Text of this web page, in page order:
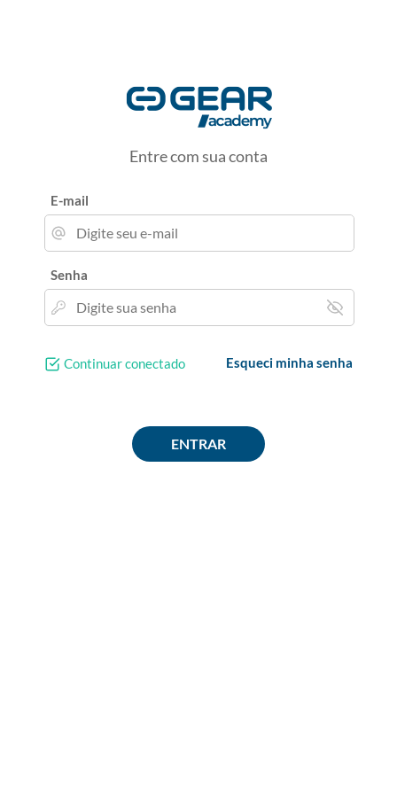
Entre com sua conta
E-mail
Senha
Continuar conectado Esqueci minha senha
ENTRAR